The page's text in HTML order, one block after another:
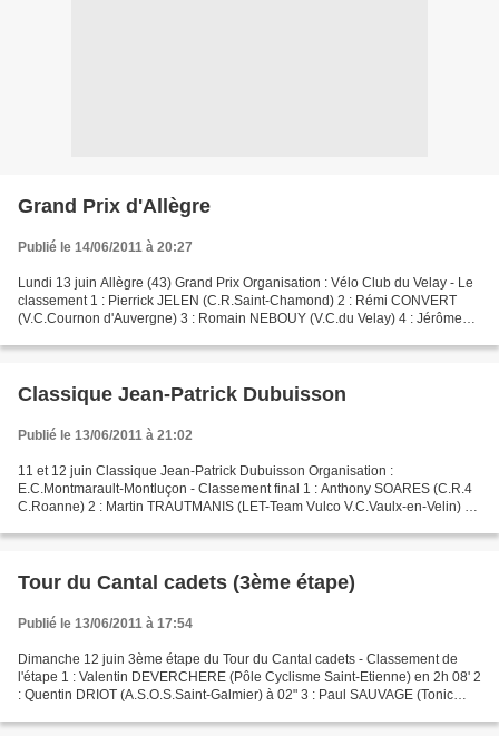
Grand Prix d'Allègre
Publié le 14/06/2011 à 20:27
Lundi 13 juin Allègre (43) Grand Prix Organisation : Vélo Club du Velay - Le
classement 1 : Pierrick JELEN (C.R.Saint-Chamond) 2 : Rémi CONVERT
(V.C.Cournon d'Auvergne) 3 : Romain NEBOUY (V.C.du Velay) 4 : Jérôme
Classique Jean-Patrick Dubuisson
Publié le 13/06/2011 à 21:02
11 et 12 juin Classique Jean-Patrick Dubuisson Organisation :
E.C.Montmarault-Montluçon - Classement final 1 : Anthony SOARES (C.R.4
C.Roanne) 2 : Martin TRAUTMANIS (LET-Team Vulco V.C.Vaulx-en-Velin) 3 :
Tour du Cantal cadets (3ème étape)
Publié le 13/06/2011 à 17:54
Dimanche 12 juin 3ème étape du Tour du Cantal cadets - Classement de
l'étape 1 : Valentin DEVERCHERE (Pôle Cyclisme Saint-Etienne) en 2h 08' 2
: Quentin DRIOT (A.S.O.S.Saint-Galmier) à 02" 3 : Paul SAUVAGE (Tonic